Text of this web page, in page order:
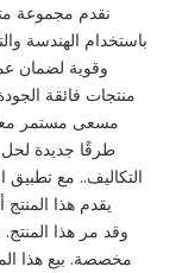
نقدم مجموعة
باستخدام الهندسة
وقوية لضمان
منتجات فائقة
مسعى مستمر معنا
طرقًا جديدة لحل
التكاليف.. مع تطبيق
يقدم هذا
مخصصة. بيع هذا